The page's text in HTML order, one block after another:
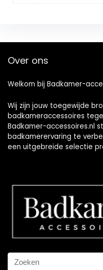
Over ons
Welkom bij Badkamer-
Wij zijn jouw toegewijde
badkameraccessoires
Badkamer-accessoires.nl
badkamerervaring te
een uitgebreide selectie